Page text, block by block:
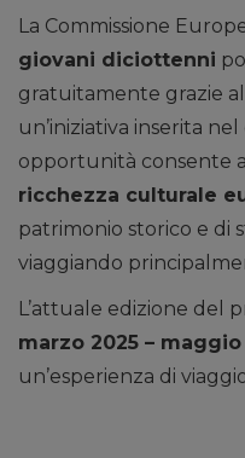
La Commissione
giovani diciottenni
gratuitamente grazie
un’iniziativa inserita
opportunità consente
ricchezza culturale
patrimonio storico e di
viaggiando
L’attuale edizione del
marzo 2025 – maggio
un’esperienza di